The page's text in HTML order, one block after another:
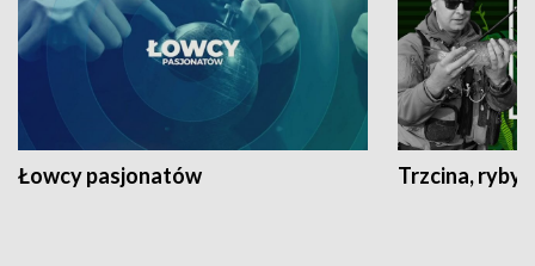
Łowcy pasjonatów Trzcina, ryby